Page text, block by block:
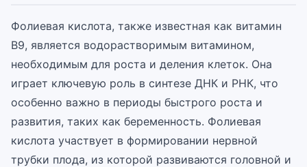
Фолиевая кислота, также известная как витамин
B9, является водорастворимым витамином,
необходимым для роста и деления клеток. Она
играет ключевую роль в синтезе ДНК и РНК, что
особенно важно в периоды быстрого роста и
развития, таких как беременность. Фолиевая
кислота участвует в формировании нервной
трубки плода, из которой развиваются головной и